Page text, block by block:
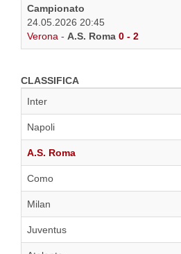
Campionato
24.05.2026 20:45
Verona - A.S. Roma 0 - 2
CLASSIFICA
Inter
Napoli
A.S. Roma
Como
Milan
Juventus